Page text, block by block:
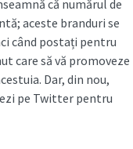
că numărul de
aceste branduri se
când postați pentru
care să vă promoveze
Dar, din nou,
pe Twitter pentru